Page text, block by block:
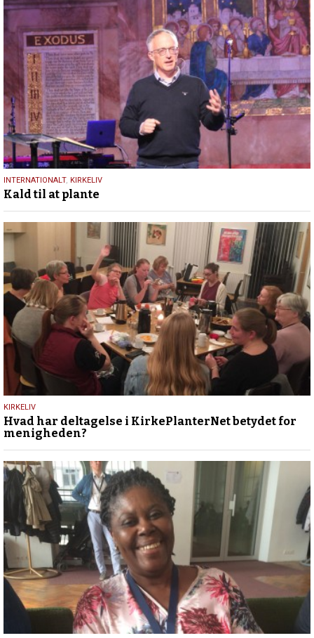
17.
juni
2023
INTERNATIONALT, KIRKELIV
Kald til at plante
20.
februar
2019
KIRKELIV
Hvad har deltagelse i KirkePlanterNet betydet for
menigheden?